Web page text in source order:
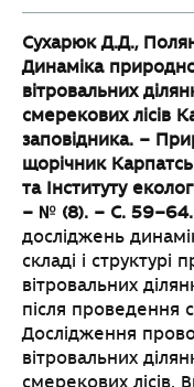
Сухарюк Д.Д.,
Динаміка
вітровальних
смерекових лісів
заповідника. –
щорічник
та Інституту
– № (8). – С. 59–64.
досліджень
складі і
вітровальних
після проведення
Дослідження
вітровальних
смерекових лісів.